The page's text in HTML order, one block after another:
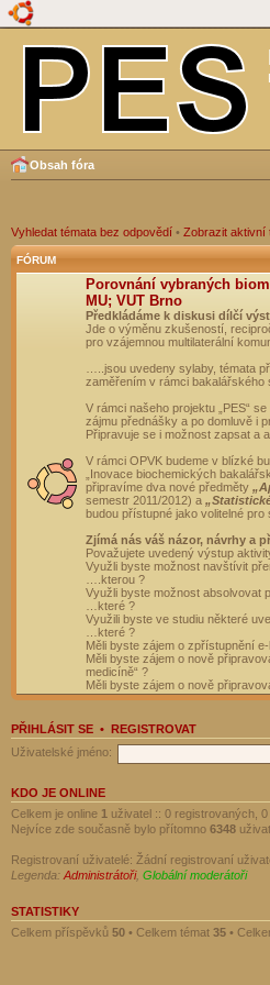
Obsah fóra
Vyhledat témata bez odpovědí • Zobrazit aktivní
FÓRUM
Porovnání vybraných
MU; VUT Brno
Předkládáme k diskusi dílčí
Jde o výměnu zkušeností,
pro vzájemnou multilaterální
…..jsou uvedeny sylaby, témata
zaměřením v rámci bakalářského
V rámci našeho projektu „PES“
zájmu přednášky a po domluvě i
Připravuje se i možnost zapsat a
V rámci OPVK budeme v blízké
„Inovace biochemických
připravíme dva nové předměty
semestr 2011/2012) a
budou přístupné jako volitelné
Zjímá nás váš názor, návrhy a
Považujete uvedený výstup
Využli byste možnost navštívit
….kterou ?
Využli byste možnost absolvovat
…které ?
Využili byste ve studiu některé
…které ?
Měli byste zájem o zpřístupnění
Měli byste zájem o nově
medicíně“ ?
Měli byste zájem o nově
PŘIHLÁSIT SE • REGISTROVAT
Uživatelské jméno:
KDO JE ONLINE
Celkem je online 1 uživatel :: 0 registrovaných,
Nejvíce zde současně bylo přítomno 6348
Registrovaní uživatelé: Žádní registrovaní
Legenda: Administrátoři, Globální moderátoři
STATISTIKY
Celkem příspěvků 50 • Celkem témat 35 •